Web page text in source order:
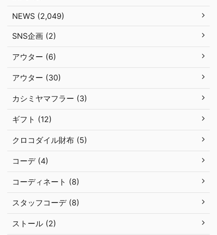
NEWS (2,049)
SNS企画 (2)
アウター (6)
アウター (30)
カシミヤマフラー (3)
ギフト (12)
クロコダイル財布 (5)
コーデ (4)
コーディネート (8)
スタッフコーデ (8)
ストール (2)